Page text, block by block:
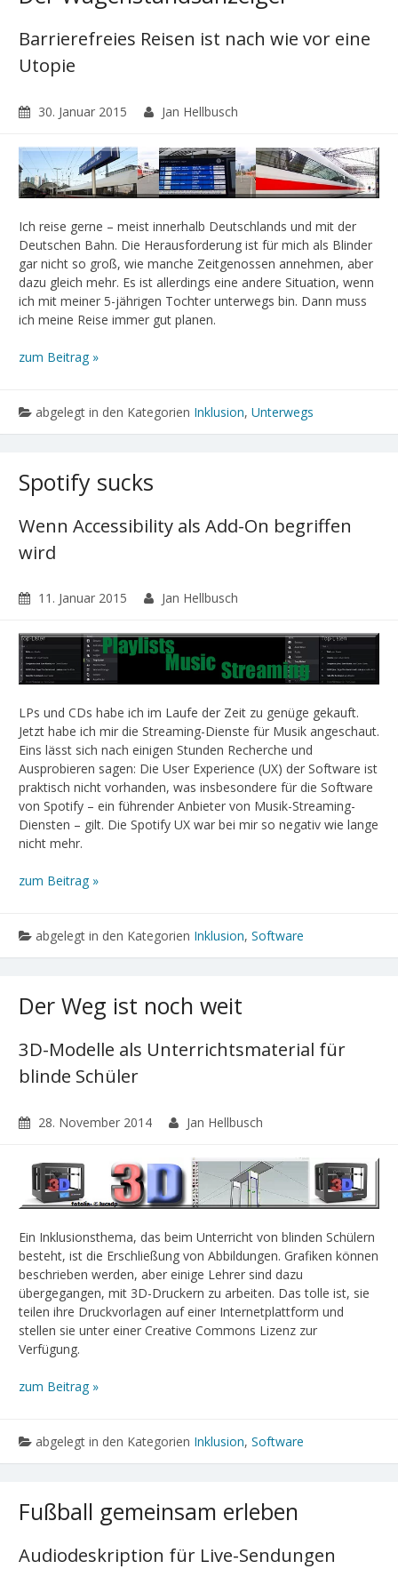
Barrierefreies Reisen ist nach wie vor eine
Utopie
30. Januar 2015 Jan Hellbusch
Ich reise gerne – meist innerhalb Deutschlands und mit der
Deutschen Bahn. Die Herausforderung ist für mich als Blinder
gar nicht so groß, wie manche Zeitgenossen annehmen, aber
dazu gleich mehr. Es ist allerdings eine andere Situation, wenn
ich mit meiner 5-jährigen Tochter unterwegs bin. Dann muss
ich meine Reise immer gut planen.
zum Beitrag »
abgelegt in den Kategorien Inklusion, Unterwegs
Spotify sucks
Wenn Accessibility als Add-On begriffen
wird
11. Januar 2015 Jan Hellbusch
LPs und CDs habe ich im Laufe der Zeit zu genüge gekauft.
Jetzt habe ich mir die Streaming-Dienste für Musik angeschaut.
Eins lässt sich nach einigen Stunden Recherche und
Ausprobieren sagen: Die User Experience (UX) der Software ist
praktisch nicht vorhanden, was insbesondere für die Software
von Spotify – ein führender Anbieter von Musik-Streaming-
Diensten – gilt. Die Spotify UX war bei mir so negativ wie lange
nicht mehr.
zum Beitrag »
abgelegt in den Kategorien Inklusion, Software
Der Weg ist noch weit
3D-Modelle als Unterrichtsmaterial für
blinde Schüler
28. November 2014 Jan Hellbusch
Ein Inklusionsthema, das beim Unterricht von blinden Schülern
besteht, ist die Erschließung von Abbildungen. Grafiken können
beschrieben werden, aber einige Lehrer sind dazu
übergegangen, mit 3D-Druckern zu arbeiten. Das tolle ist, sie
teilen ihre Druckvorlagen auf einer Internetplattform und
stellen sie unter einer Creative Commons Lizenz zur
Verfügung.
zum Beitrag »
abgelegt in den Kategorien Inklusion, Software
Fußball gemeinsam erleben
Audiodeskription für Live-Sendungen